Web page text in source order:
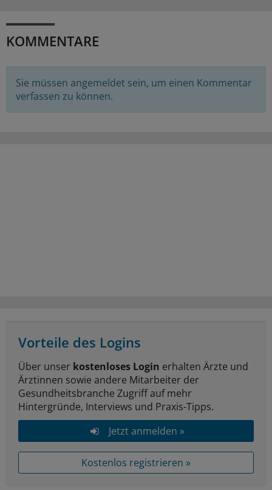
KOMMENTARE
Sie müssen angemeldet sein, um einen Kommentar
verfassen zu können.
Vorteile des Logins
Über unser kostenloses Login erhalten Ärzte und
Ärztinnen sowie andere Mitarbeiter der
Gesundheitsbranche Zugriff auf mehr
Hintergründe, Interviews und Praxis-Tipps.
Jetzt anmelden »
Kostenlos registrieren »